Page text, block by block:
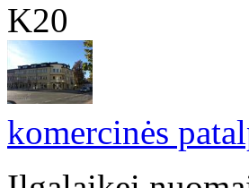
K20
komercinės